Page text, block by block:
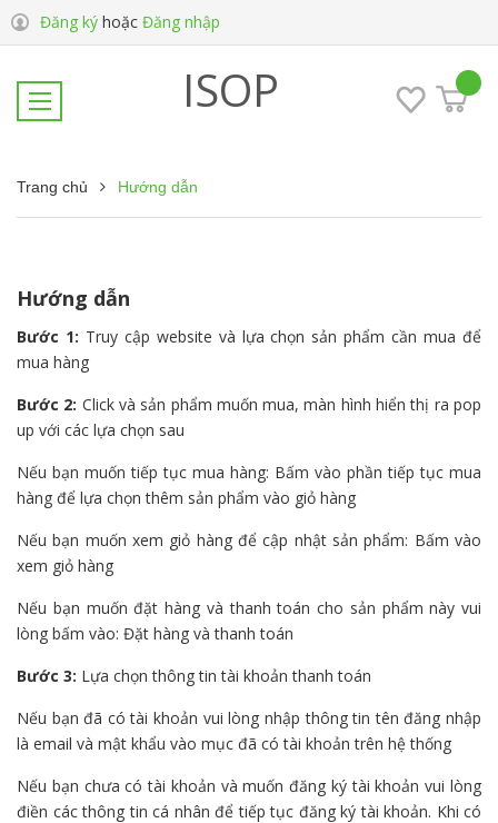
Đăng ký hoặc Đăng nhập
ISOP
Trang chủ Hướng dẫn
Hướng dẫn
Bước 1: Truy cập website và lựa chọn sản phẩm cần mua để
mua hàng
Bước 2: Click và sản phẩm muốn mua, màn hình hiển thị ra pop
up với các lựa chọn sau
Nếu bạn muốn tiếp tục mua hàng: Bấm vào phần tiếp tục mua
hàng để lựa chọn thêm sản phẩm vào giỏ hàng
Nếu bạn muốn xem giỏ hàng để cập nhật sản phẩm: Bấm vào
xem giỏ hàng
Nếu bạn muốn đặt hàng và thanh toán cho sản phẩm này vui
lòng bấm vào: Đặt hàng và thanh toán
Bước 3: Lựa chọn thông tin tài khoản thanh toán
Nếu bạn đã có tài khoản vui lòng nhập thông tin tên đăng nhập
là email và mật khẩu vào mục đã có tài khoản trên hệ thống
Nếu bạn chưa có tài khoản và muốn đăng ký tài khoản vui lòng
điền các thông tin cá nhân để tiếp tục đăng ký tài khoản. Khi có